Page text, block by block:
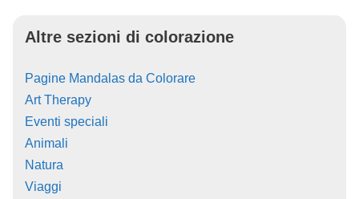
Altre sezioni di colorazione
Pagine Mandalas da Colorare
Art Therapy
Eventi speciali
Animali
Natura
Viaggi